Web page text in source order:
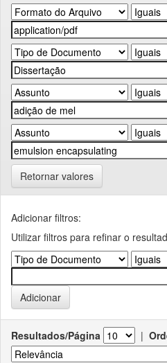
Retornar valores
Adicionar filtros:
Utilizar filtros para refinar o
Resultados/Página |